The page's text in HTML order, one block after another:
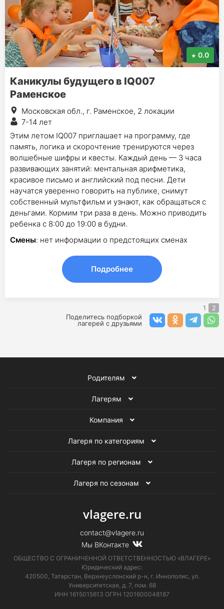
0.0
Каникулы будущего в IQ007
Раменское
Московская обл., г. Раменское, 2 локации
7-14 лет
Этим летом IQ007 приглашает на программу, где
память, логика и скорочтение тренируются через
волшебные шифры и квесты. Каждый день — 3 часа
развивающих занятий: ментальная арифметика,
красивое письмо и английский под песни. Дети
научатся уверенно говорить на публике, снимут
собственный мультфильм и узнают, как обращаться с
деньгами. Кормим три раза в день. Можно приводить
ребенка с 8:00 до 19:00 в будни.
Смены: нет информации о предстоящих сменах
Подробнее
1
2
Поделитесь подборкой
лагерей с друзьями
Родителям
Лагерям
Компания
Лагеря по категориям
Лагеря по регионам
Лагеря по сезонам
vlagere.ru
contact@vlagere.ru
Мы ВКонтакте
ОБЩЕСТВО С ОГРАНИЧЕННОЙ ОТВЕТСТВЕННОСТЬЮ «ВЛАГЕРЕ»
Юридический адрес:
420500, Татарстан, Верхнеуслонский р-н, г. Иннополис, ул.
Университетская, д. 7, пом. 68
ИНН 1615015613 ОГРН 1201600048187